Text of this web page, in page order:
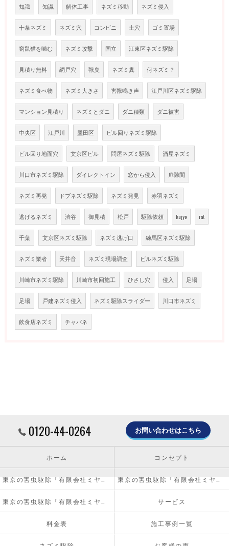
知識 知識 解体工事 ネズミ移動 ネズミ侵入
十条ネズミ ネズミ穴 コンビニ 土穴 ゴミ置場
窮鼠猫を噛む ネズミ攻撃 国立 江東区ネズミ駆除
見積り無料 網戸穴 獣臭 ネズミ糞 何ネズミ？
ネズミ食べ物 ネズミ大きさ 害獣鳴き声 江戸川区ネズミ駆除
マンション見積り ネズミとダニ ダニ種類 ダニ被害
中央区 江戸川 墨田区 ビル回りネズミ駆除
ビル回り地面穴 文京区ビル 問屋ネズミ駆除 酒屋ネズミ
川口市ネズミ駆除 ダイレクトイン 窓から侵入 扉隙間
ネズミ再発 ドブネズミ駆除 ネズミ発見 赤羽ネズミ
逃げるネズミ 渋谷 御見積 松戸 駆除依頼 kujyo rat
千葉 文京区ネズミ駆除 ネズミ逃げ口 練馬区ネズミ駆除
ネズミ業者 天井音 ネズミ現場調査 ビルネズミ駆除
川崎市ネズミ駆除 川崎市初回施工 ひさし穴 侵入 足場
足場 戸建ネズミ侵入 ネズミ駆除スライダー 川口市ネズミ
飲食店ネズミ チャバネ
0120-44-0264 お問い合わせはこちら
ホーム コンセプト
サービス
料金表 施工事例一覧